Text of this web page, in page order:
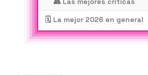
🗓 La mejor 2026 en general